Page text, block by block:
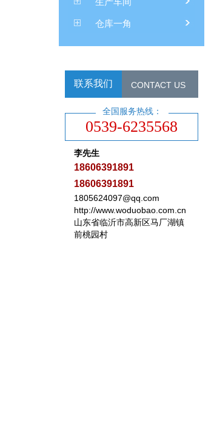
仓库一角
联系我们 CONTACT US
0539-6235568
全国服务热线：
李先生
18606391891
18606391891
1805624097@qq.com
http://www.woduobao.com.cn
山东省临沂市高新区马厂湖镇
前桃园村